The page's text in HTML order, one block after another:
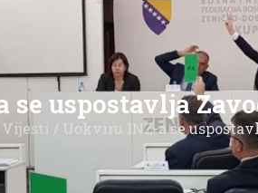
se uspostavlja
Vijesti / Uokviru INZ-a se